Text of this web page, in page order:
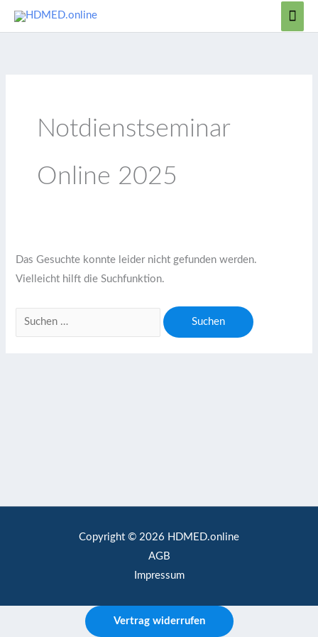
Zum
Notdienstseminar
Online 2025
Das Gesuchte konnte leider nicht gefunden werden.
Vielleicht hilft die Suchfunktion.
Copyright © 2026 HDMED.online
AGB
Impressum
Vertrag widerrufen